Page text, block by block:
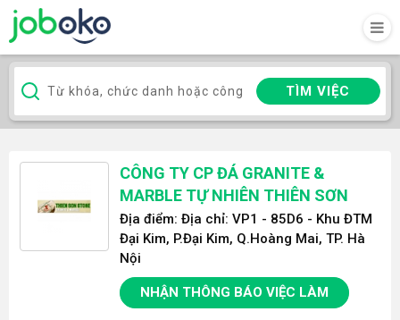
TÌM VIỆC
CÔNG TY CP ĐÁ GRANITE &
MARBLE TỰ NHIÊN THIÊN SƠN
Địa điểm: Địa chỉ: VP1 - 85D6 - Khu ĐTM
Đại Kim, P.Đại Kim, Q.Hoàng Mai, TP. Hà
Nội
NHẬN THÔNG BÁO VIỆC LÀM